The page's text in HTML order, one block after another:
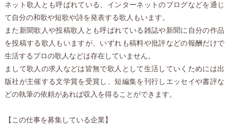
ネット歌人とも呼ばれている、インターネットのブログなどを通じ
て自分の和歌や短歌や詩を発表する歌人もいます。
また新聞歌人や投稿歌人とも呼ばれている雑誌や新聞に自分の作品
を投稿する歌人もいますが、いずれも稿料や批評などの報酬だけで
生活するプロの歌人などは存在していません。
まして歌人の求人などは皆無で歌人として生活していくためには出
版社が主催する文学賞を受賞し、短編集を刊行しエッセイや書評な
どの執筆の依頼があれば収入を得ることができます。
【この仕事を募集している企業】